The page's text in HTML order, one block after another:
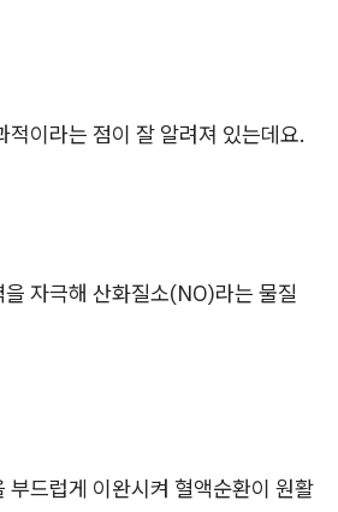
적이라는 점이 잘 알려져 있는데요.
자극해 산화질소(NO)라는 물질
부드럽게 이완시켜 혈액순환이 원활